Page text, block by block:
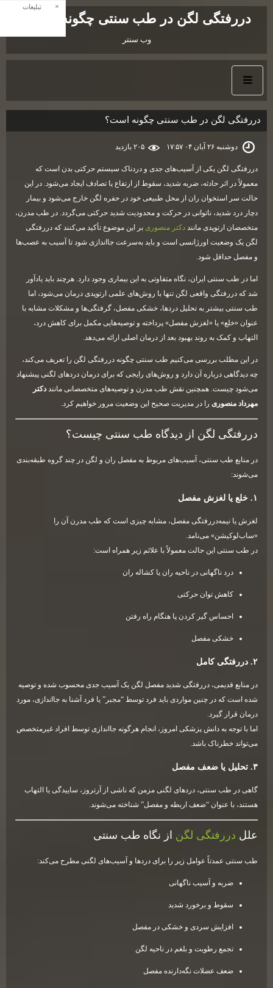
دررفتگی لگن در طب سنتی چگونه است؟
وب سنتر
دررفتگی لگن در طب سنتی چگونه است؟
دوشنبه ۲۶ آبان ۰۴ ۱۷:۵۷ ۲۰۵ بازديد
دررفتگی لگن یکی از آسیب‌های جدی و دردناک سیستم حرکتی بدن است که
معمولاً در اثر حادثه، ضربه شدید، سقوط از ارتفاع یا تصادف ایجاد می‌شود. در این
حالت سر استخوان ران از محل طبیعی خود در حفره لگن خارج می‌شود و بیمار
دچار درد شدید، ناتوانی در حرکت و محدودیت شدید حرکتی می‌گردد. در طب مدرن،
متخصصان ارتوپدی ماننددکتر منصوریبر این موضوع تأکید می‌کنند که دررفتگی
لگن یک وضعیت اورژانسی است و باید به‌سرعت جااندازی شود تا آسیب به عصب‌ها
و مفصل حداقل شود.
اما در طب سنتی ایران، نگاه متفاوتی به این بیماری وجود دارد. هرچند باید یادآور
شد که دررفتگی واقعی لگن تنها با روش‌های علمی ارتوپدی درمان می‌شود، اما
طب سنتی بیشتر به تحلیل دردها، خشکی مفصل، گرفتگی‌ها و مشکلات مشابه با
عنوان «خلع» یا «لغزش مفصل» پرداخته و توصیه‌هایی مکمل برای کاهش درد،
التهاب و کمک به روند بهبود بعد از درمان اصلی ارائه می‌دهد.
در این مطلب بررسی می‌کنیم طب سنتی چگونه دررفتگی لگن را تعریف می‌کند،
چه دیدگاهی درباره آن دارد و روش‌های رایجی که برای درمان دردهای لگنی پیشنهاد
می‌شود چیست. همچنین نقش طب مدرن و توصیه‌های متخصصانی ماننددکتر
مهرداد منصوریرا در مدیریت صحیح این وضعیت مرور خواهیم کرد.
دررفتگی لگن از دیدگاه طب سنتی چیست؟
در منابع طب سنتی، آسیب‌های مربوط به مفصل ران و لگن در چند گروه طبقه‌بندی
می‌شوند:
لغزش یا نیمه‌دررفتگی مفصل، مشابه چیزی است که طب مدرن آن را
«ساب‌لوکیشن» می‌نامد.
در طب سنتی این حالت معمولاً با علائم زیر همراه است:
درد ناگهانی در ناحیه ران یا کشاله ران
کاهش توان حرکتی
احساس گیر کردن پا هنگام راه رفتن
خشکی مفصل
۲. دررفتگی کامل
در منابع قدیمی، دررفتگی شدید مفصل لگن یک آسیب جدی محسوب شده و توصیه
شده است که در چنین مواردی باید فرد توسط “مجبر” یا فرد آشنا به جااندازی، مورد
درمان قرار گیرد.
اما با توجه به دانش پزشکی امروز، انجام هرگونه جااندازی توسط افراد غیرمتخصص
می‌تواند خطرناک باشد.
۳. تحلیل یا ضعف مفصل
گاهی در طب سنتی، دردهای لگنی مزمن که ناشی از آرتروز، ساییدگی یا التهاب
هستند، با عنوان “ضعف اربطه و مفصل” شناخته می‌شوند.
عللدررفتگی لگناز نگاه طب سنتی
طب سنتی عمدتاً عوامل زیر را برای دردها و آسیب‌های لگنی مطرح می‌کند:
ضربه و آسیب ناگهانی
سقوط و برخورد شدید
افزایش سردی و خشکی در مفصل
تجمع رطوبت و بلغم در ناحیه لگن
ضعف عضلات نگه‌دارنده مفصل
تبلیغات